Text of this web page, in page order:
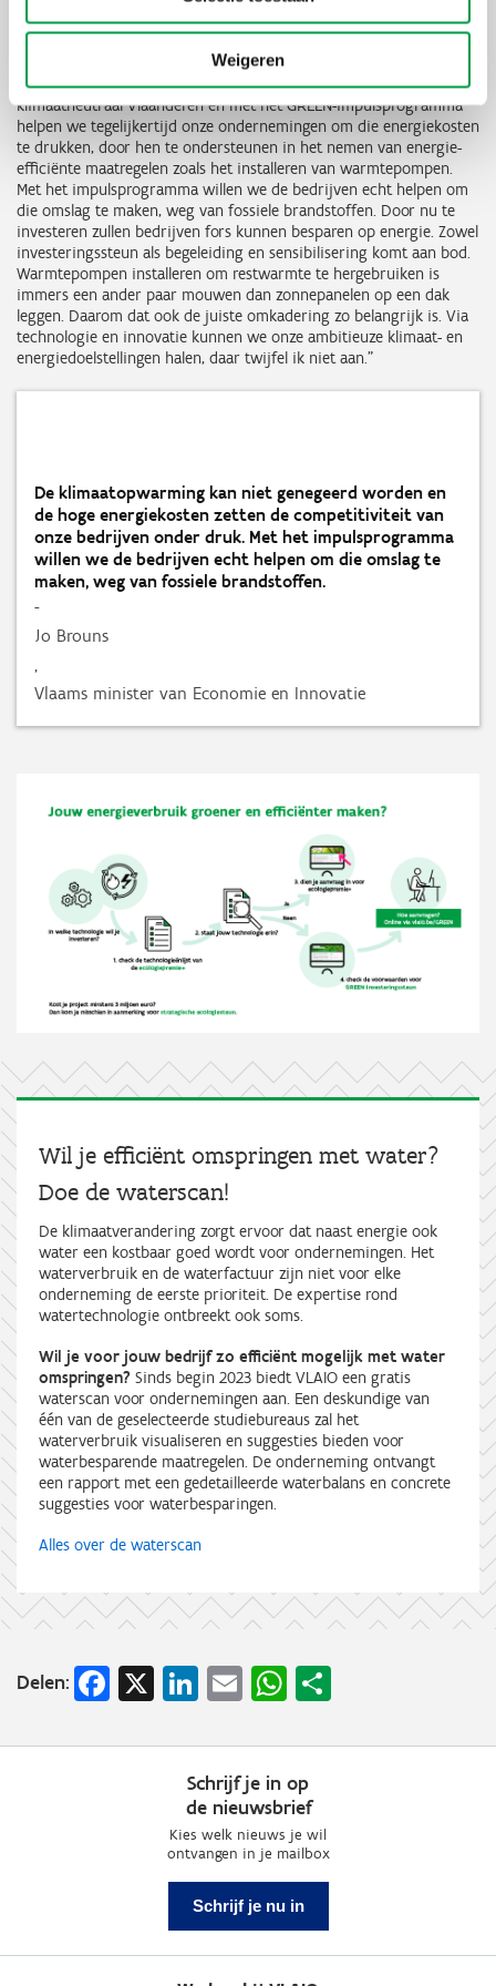
Weigeren
ondernemingen voor grote uitdagingen staan. De
klimaatopwarming kan niet genegeerd worden en de hoge
energiekosten zetten de competitiviteit van onze bedrijven onder
druk. We moeten er alles aan doen om toe te werken naar een
klimaatneutraal Vlaanderen en met het GREEN-impulsprogramma
helpen we tegelijkertijd onze ondernemingen om die energiekosten
te drukken, door hen te ondersteunen in het nemen van energie-
efficiënte maatregelen zoals het installeren van warmtepompen.
Met het impulsprogramma willen we de bedrijven echt helpen om
die omslag te maken, weg van fossiele brandstoffen. Door nu te
investeren zullen bedrijven fors kunnen besparen op energie. Zowel
investeringssteun als begeleiding en sensibilisering komt aan bod.
Warmtepompen installeren om restwarmte te hergebruiken is
immers een ander paar mouwen dan zonnepanelen op een dak
leggen. Daarom dat ook de juiste omkadering zo belangrijk is. Via
technologie en innovatie kunnen we onze ambitieuze klimaat- en
energiedoelstellingen halen, daar twijfel ik niet aan."
De klimaatopwarming kan niet genegeerd worden en
de hoge energiekosten zetten de competitiviteit van
onze bedrijven onder druk. Met het impulsprogramma
willen we de bedrijven echt helpen om die omslag te
maken, weg van fossiele brandstoffen.
-
Jo Brouns
,
Vlaams minister van Economie en Innovatie
Wil je efficiënt omspringen met water?
Doe de waterscan!
De klimaatverandering zorgt ervoor dat naast energie ook
water een kostbaar goed wordt voor ondernemingen. Het
waterverbruik en de waterfactuur zijn niet voor elke
onderneming de eerste prioriteit. De expertise rond
watertechnologie ontbreekt ook soms.
Wil je voor jouw bedrijf zo efficiënt mogelijk met water
omspringen? Sinds begin 2023 biedt VLAIO een gratis
waterscan voor ondernemingen aan. Een deskundige van
één van de geselecteerde studiebureaus zal het
waterverbruik visualiseren en suggesties bieden voor
waterbesparende maatregelen. De onderneming ontvangt
een rapport met een gedetailleerde waterbalans en concrete
suggesties voor waterbesparingen.
Alles over de waterscan
Delen: Facebook
X LinkedIn
EmailWhatsApp
Schrijf je in op
de nieuwsbrief
Kies welk nieuws je wil
ontvangen in je mailbox
Schrijf je nu in